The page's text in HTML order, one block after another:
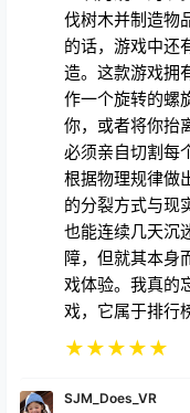
的话，游戏中还
造。这款游戏拥
作一个旋转的螺
你，或者将你抬
必须亲自切割每
根据物理规律做
的分裂方式与现
也能连续几天沉
障，但就其本身
戏体验。我真的
戏，它属于排行
★★★★★
我喜欢这样的游